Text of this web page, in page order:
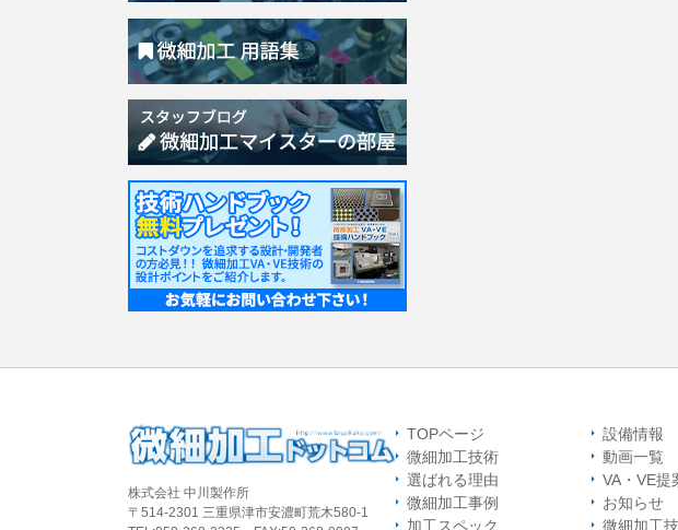
株式会社 中川製作所
〒514-2301 三重県津市安濃町荒木580-1
TOPページ
微細加工技術
選ばれる理由
微細加工事例
加工スペック
設備情報
動画一覧
VA・VE提
お知らせ
微細加工